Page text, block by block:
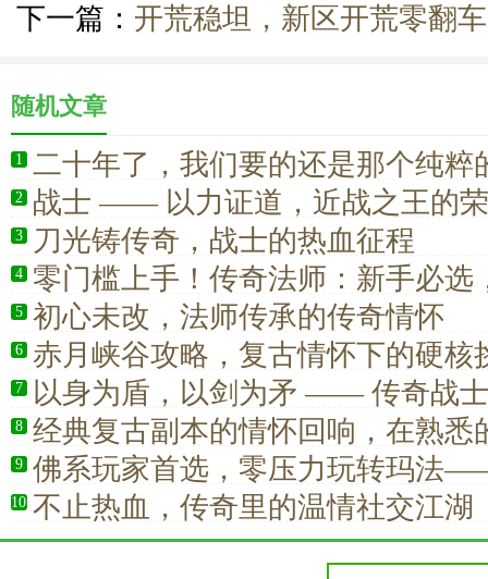
下一篇： 开荒稳坦，新区开荒零翻
随机文章
1 二十年了，我们要的还是那个纯粹
2 战士 —— 以力证道，近战之王的
3 刀光铸传奇，战士的热血征程
4
零门槛上手！传奇法师：新手必选
全场景
5 初心未改，法师传承的传奇情怀
6 赤月峡谷攻略，复古情怀下的硬核
7
以身为盾，以剑为矛 —— 传奇战
的战斗信仰
8 经典复古副本的情怀回响，在熟悉
拾热血青春
9 佛系玩家首选，零压力玩转玛法
亲民的传奇职业
10 不止热血，传奇里的温情社交江湖